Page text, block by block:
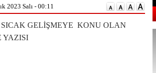
2023 Salı - 00:11
SICAK GELİŞMEYE KONU OLAN
YAZISI